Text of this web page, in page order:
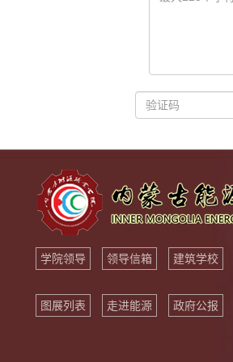
学院领导 领导信箱 建筑学校
图展列表 走进能源 政府公报